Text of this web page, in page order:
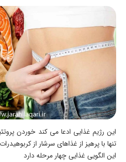
این رژیم غذایی ادعا می کند خوردن
تنها با پرهیز از غذاهای سرشار از
این الگویی غذایی چهار مرحله دارد